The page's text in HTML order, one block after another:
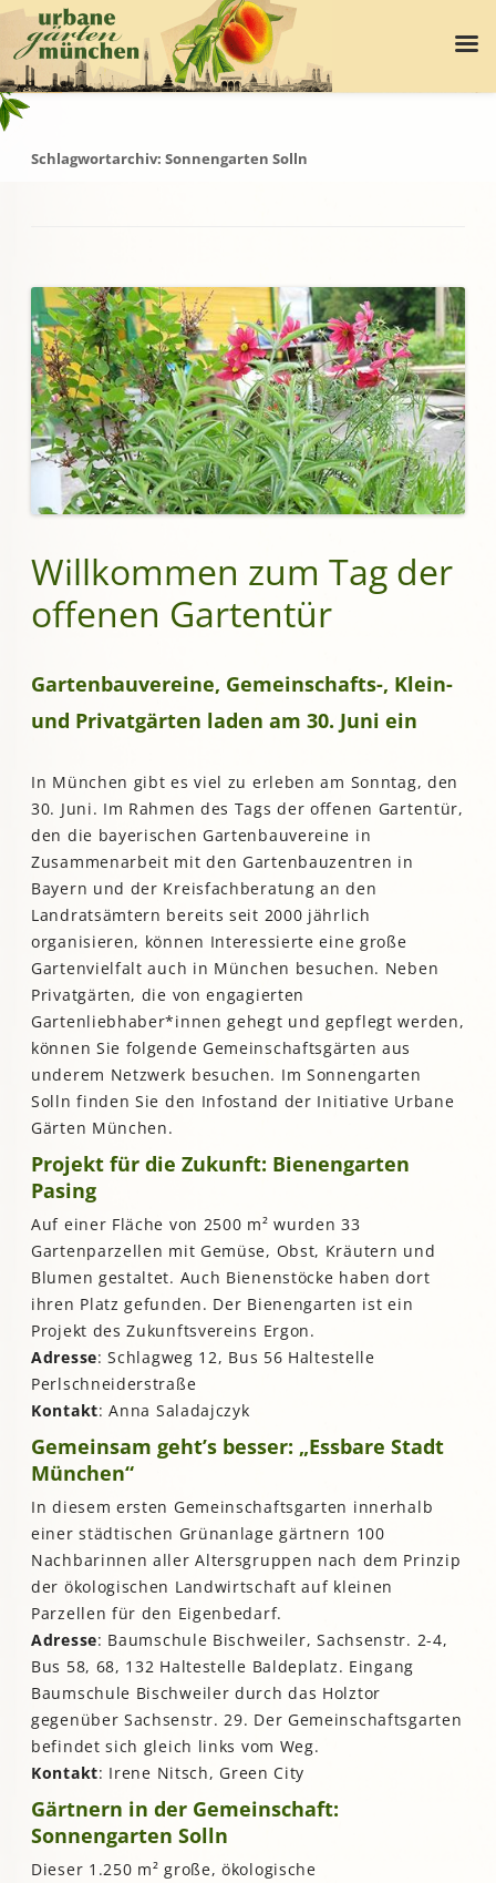
Schlagwortarchiv: Sonnengarten Solln
Willkommen zum Tag der
offenen Gartentür
Gartenbauvereine, Gemeinschafts-, Klein-
und Privatgärten laden am 30. Juni ein
In München gibt es viel zu erleben am Sonntag, den
30. Juni. Im Rahmen des Tags der offenen Gartentür,
den die bayerischen Gartenbauvereine in
Zusammenarbeit mit den Gartenbauzentren in
Bayern und der Kreisfachberatung an den
Landratsämtern bereits seit 2000 jährlich
organisieren, können Interessierte eine große
Gartenvielfalt auch in München besuchen. Neben
Privatgärten, die von engagierten
Gartenliebhaber*innen gehegt und gepflegt werden,
können Sie folgende Gemeinschaftsgärten aus
underem Netzwerk besuchen. Im Sonnengarten
Solln finden Sie den Infostand der Initiative Urbane
Gärten München.
Projekt für die Zukunft: Bienengarten
Pasing
Auf einer Fläche von 2500 m² wurden 33
Gartenparzellen mit Gemüse, Obst, Kräutern und
Blumen gestaltet. Auch Bienenstöcke haben dort
ihren Platz gefunden. Der Bienengarten ist ein
Projekt des Zukunftsvereins Ergon.
Adresse: Schlagweg 12, Bus 56 Haltestelle
Perlschneiderstraße
Kontakt: Anna Saladajczyk
Gemeinsam geht’s besser: „Essbare Stadt
München“
In diesem ersten Gemeinschaftsgarten innerhalb
einer städtischen Grünanlage gärtnern 100
Nachbarinnen aller Altersgruppen nach dem Prinzip
der ökologischen Landwirtschaft auf kleinen
Parzellen für den Eigenbedarf.
Adresse: Baumschule Bischweiler, Sachsenstr. 2-4,
Bus 58, 68, 132 Haltestelle Baldeplatz. Eingang
Baumschule Bischweiler durch das Holztor
gegenüber Sachsenstr. 29. Der Gemeinschaftsgarten
befindet sich gleich links vom Weg.
Kontakt: Irene Nitsch, Green City
Gärtnern in der Gemeinschaft:
Sonnengarten Solln
Dieser 1.250 m² große, ökologische